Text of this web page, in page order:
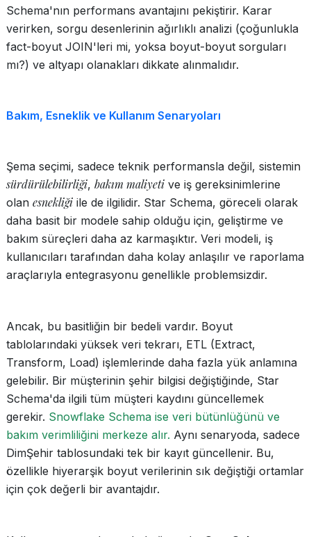
Schema'nın performans avantajını pekiştirir. Karar
verirken, sorgu desenlerinin ağırlıklı analizi (çoğunlukla
fact-boyut JOIN'leri mi, yoksa boyut-boyut sorguları
mı?) ve altyapı olanakları dikkate alınmalıdır.
Bakım, Esneklik ve Kullanım Senaryoları
Şema seçimi, sadece teknik performansla değil, sistemin
sürdürülebilirliği, bakım maliyeti ve iş gereksinimlerine
olan esnekliği ile de ilgilidir. Star Schema, göreceli olarak
daha basit bir modele sahip olduğu için, geliştirme ve
bakım süreçleri daha az karmaşıktır. Veri modeli, iş
kullanıcıları tarafından daha kolay anlaşılır ve raporlama
araçlarıyla entegrasyonu genellikle problemsizdir.
Ancak, bu basitliğin bir bedeli vardır. Boyut
tablolarındaki yüksek veri tekrarı, ETL (Extract,
Transform, Load) işlemlerinde daha fazla yük anlamına
gelebilir. Bir müşterinin şehir bilgisi değiştiğinde, Star
Schema'da ilgili tüm müşteri kaydını güncellemek
gerekir. Snowflake Schema ise veri bütünlüğünü ve
bakım verimliliğini merkeze alır. Aynı senaryoda, sadece
DimŞehir tablosundaki tek bir kayıt güncellenir. Bu,
özellikle hiyerarşik boyut verilerinin sık değiştiği ortamlar
için çok değerli bir avantajdır.